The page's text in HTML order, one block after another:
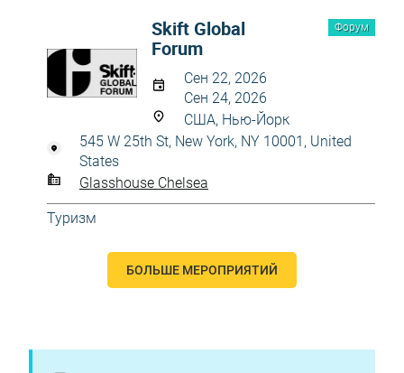
Форум
Skift Global
Forum
Сен 22, 2026
Сен 24, 2026
США, Нью-Йорк
545 W 25th St, New York, NY 10001, United
States
Glasshouse Chelsea
Туризм
БОЛЬШЕ МЕРОПРИЯТИЙ